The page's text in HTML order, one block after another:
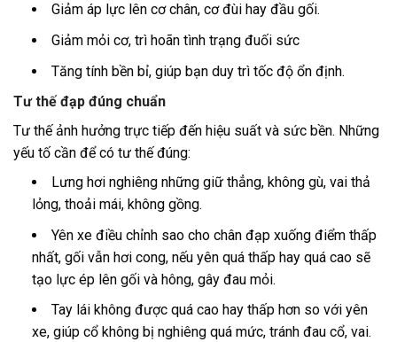
Giảm áp lực lên cơ chân, cơ đùi hay đầu gối.
Giảm mỏi cơ, trì hoãn tình trạng đuối sức
Tăng tính bền bỉ, giúp bạn duy trì tốc độ ổn định.
Tư thế đạp đúng chuẩn
Tư thế ảnh hưởng trực tiếp đến hiệu suất và sức bền. Những
yếu tố cần để có tư thế đúng:
Lưng hơi nghiêng những giữ thẳng, không gù, vai thả
lỏng, thoải mái, không gồng.
Yên xe điều chỉnh sao cho chân đạp xuống điểm thấp
nhất, gối vẫn hơi cong, nếu yên quá thấp hay quá cao sẽ
tạo lực ép lên gối và hông, gây đau mỏi.
Tay lái không được quá cao hay thấp hơn so với yên
xe, giúp cổ không bị nghiêng quá mức, tránh đau cổ, vai.